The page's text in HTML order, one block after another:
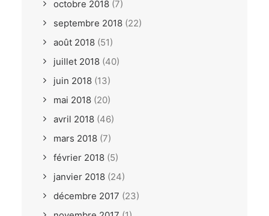
octobre 2018 (7)
septembre 2018 (22)
août 2018 (51)
juillet 2018 (40)
juin 2018 (13)
mai 2018 (20)
avril 2018 (46)
mars 2018 (7)
février 2018 (5)
janvier 2018 (24)
décembre 2017 (23)